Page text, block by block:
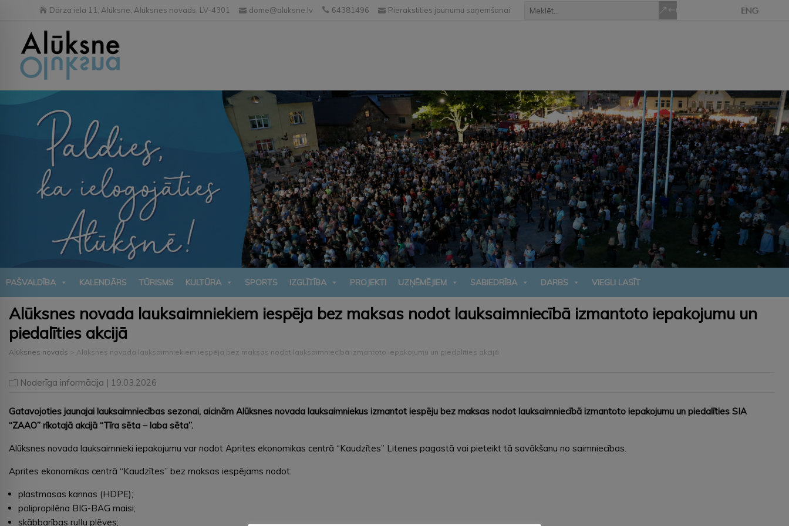
Dārza iela 11, Alūksne, Alūksnes novads, LV-4301 dome@aluksne.lv 64381496 Pierakstīties jaunumu saņemšanai
PAŠVALDĪBA KALENDĀRS TŪRISMS KULTŪRA SPORTS IZGLĪTĪBA PROJEKTI UZŅĒMĒJIEM SABIEDRĪBA DARBS VIEGLI LASĪT
Alūksnes novada lauksaimniekiem iespēja bez maksas nodot lauksaimniecībā izmantoto iepakojumu un
piedalīties akcijā
Alūksnes novads > Alūksnes novada lauksaimniekiem iespēja bez maksas nodot lauksaimniecībā izmantoto iepakojumu un piedalīties akcijā
Noderīga informācija | 19.03.2026
Gatavojoties jaunajai lauksaimniecības sezonai, aicinām Alūksnes novada lauksaimniekus izmantot iespēju bez maksas nodot lauksaimniecībā izmantoto iepakojumu un piedalīties SIA
“ZAAO” rīkotajā akcijā “Tīra sēta – laba sēta”.
Alūksnes novada lauksaimnieki iepakojumu var nodot Aprites ekonomikas centrā “Kaudzītes” Litenes pagastā vai pieteikt tā savākšanu no saimniecības.
Aprites ekonomikas centrā “Kaudzītes” bez maksas iespējams nodot:
plastmasas kannas (HDPE);
polipropilēna BIG-BAG maisi;
skābbarības ruļļu plēves;